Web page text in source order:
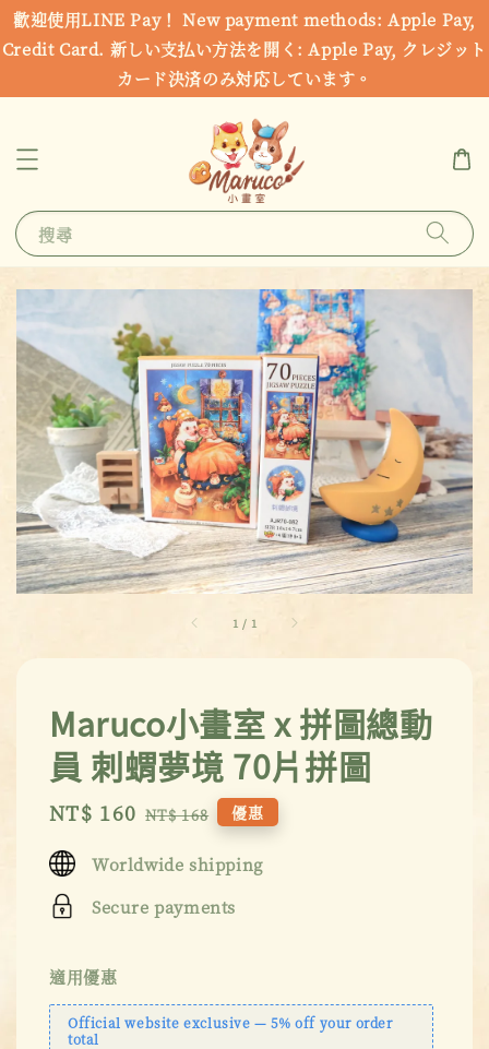
歡迎使用LINE Pay！ New payment methods: Apple Pay,
Credit Card. 新しい支払い方法を開く: Apple Pay, クレジット
カード決済のみ対応しています。
搜尋
1 / 1
Maruco小畫室 x 拼圖總動
員 刺蝟夢境 70片拼圖
Sale
NT$ 160 Regular
NT$ 168 優惠
Worldwide shipping
Secure payments
適用優惠
Official website exclusive — 5% off your order
total